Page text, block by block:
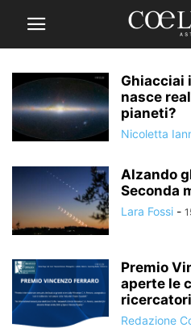
Ghiacciai
nasce
pianeti?
Nicoletta
Alzando
Seconda
Lara Fossi -
Premio
aperte le
Redazione